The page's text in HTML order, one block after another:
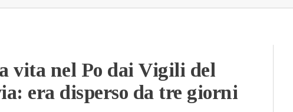
vita nel Po dai Vigili del
era disperso da tre giorni